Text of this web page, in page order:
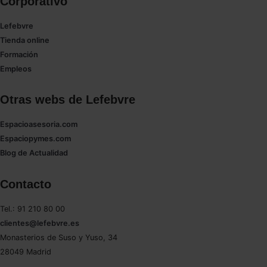
Lefebvre
Tienda online
Formación
Empleos
Otras webs de Lefebvre
Espacioasesoria.com
Espaciopymes.com
Blog de Actualidad
Contacto
Tel.: 91 210 80 00
clientes@lefebvre.es
Monasterios de Suso y Yuso, 34
28049 Madrid